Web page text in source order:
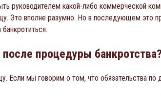
руководителем какой-либо коммерческой
Это вполне разумно. Но в последующем это
процедуры
Если мы говорим о том, что обязательства